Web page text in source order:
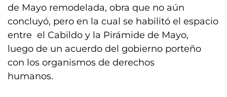
de Mayo remodelada, obra que no aún
concluyó, pero en la cual se habilitó el espacio
entre el Cabildo y la Pirámide de Mayo,
luego de un acuerdo del gobierno porteño
con los organismos de derechos
humanos.